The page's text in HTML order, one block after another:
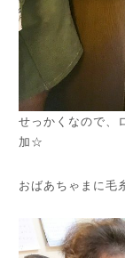
せっかくなので、
加☆
おばあちゃまに毛